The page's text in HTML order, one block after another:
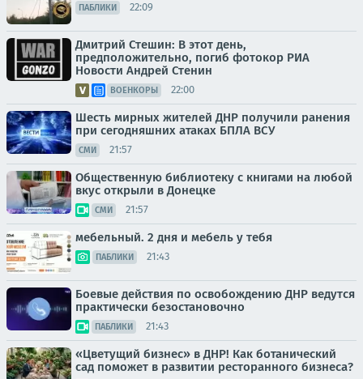
ПАБЛИКИ 22:09
Дмитрий Стешин: В этот день,
предположительно, погиб фотокор РИА
Новости Андрей Стенин
ВОЕНКОРЫ 22:00
Шесть мирных жителей ДНР получили ранения
при сегодняшних атаках БПЛА ВСУ
СМИ 21:57
Общественную библиотеку с книгами на любой
вкус открыли в Донецке
СМИ 21:57
мебельный. 2 дня и мебель у тебя
ПАБЛИКИ 21:43
Боевые действия по освобождению ДНР ведутся
практически безостановочно
ПАБЛИКИ 21:43
«Цветущий бизнес» в ДНР! Как ботанический
сад поможет в развитии ресторанного бизнеса?